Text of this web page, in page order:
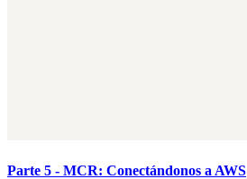
Parte 5 - MCR: Conectándonos a AWS